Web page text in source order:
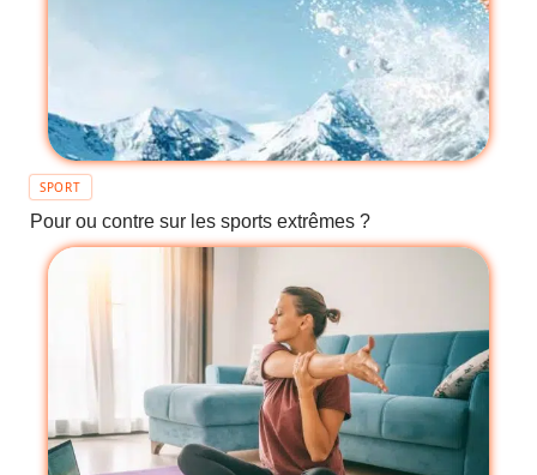
SPORT
Pour ou contre sur les sports extrêmes ?